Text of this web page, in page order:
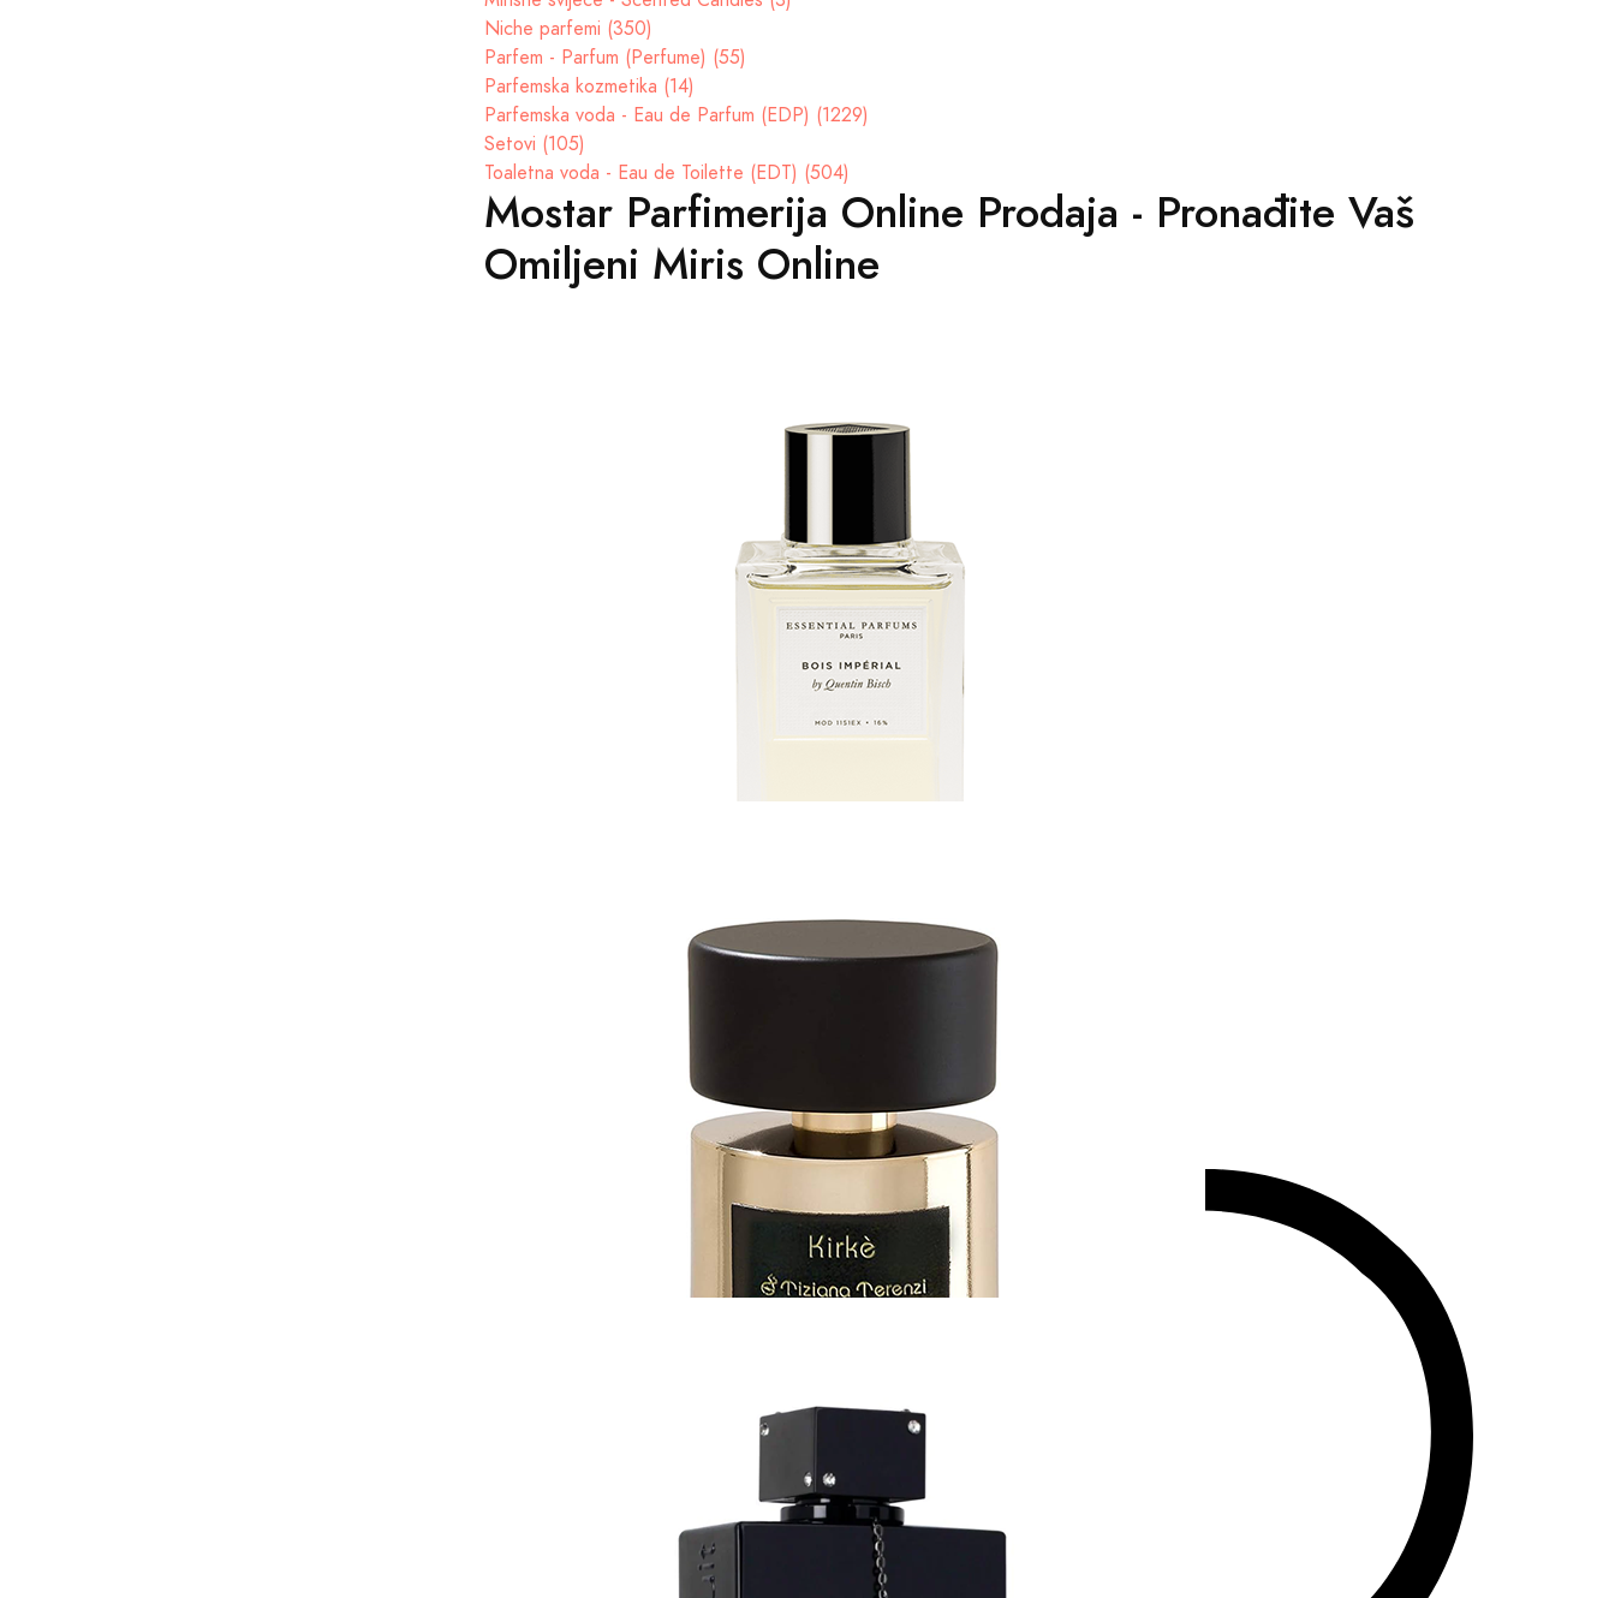
Niche parfemi (350)
Parfem - Parfum (Perfume) (55)
Parfemska kozmetika (14)
Parfemska voda - Eau de Parfum (EDP) (1229)
Setovi (105)
Toaletna voda - Eau de Toilette (EDT) (504)
Mostar Parfimerija Online Prodaja - Pronađite Vaš
Omiljeni Miris Online
Parfemska voda - Eau de Parfum (EDP) Kirke Parfem Tiziana Terenzi - Unisex 100 ml